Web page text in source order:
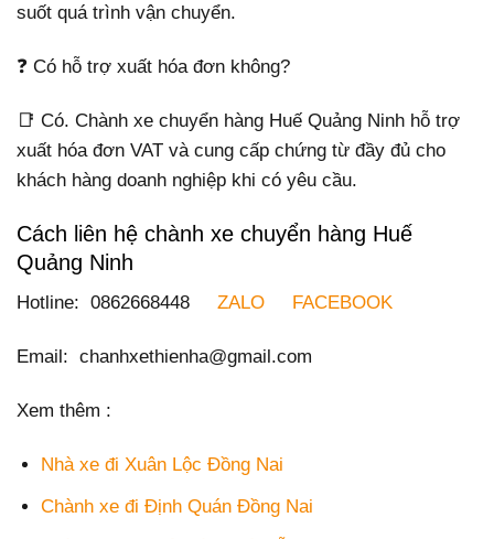
suốt quá trình vận chuyển.
❓ Có hỗ trợ xuất hóa đơn không?
📑 Có. Chành xe chuyển hàng Huế Quảng Ninh hỗ trợ
xuất hóa đơn VAT và cung cấp chứng từ đầy đủ cho
khách hàng doanh nghiệp khi có yêu cầu.
Cách liên hệ chành xe chuyển hàng Huế
Quảng Ninh
Hotline: 0862668448 ZALO FACEBOOK
Email: chanhxethienha@gmail.com
Xem thêm :
Nhà xe đi Xuân Lộc Đồng Nai
Chành xe đi Định Quán Đồng Nai